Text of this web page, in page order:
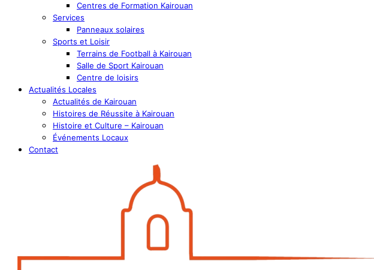
Centres de Formation Kairouan
Services
Panneaux solaires
Sports et Loisir
Terrains de Football à Kairouan
Salle de Sport Kairouan
Centre de loisirs
Actualités Locales
Actualités de Kairouan
Histoires de Réussite à Kairouan
Histoire et Culture – Kairouan
Événements Locaux
Contact